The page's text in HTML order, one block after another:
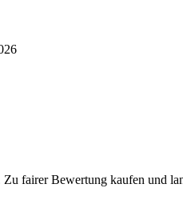
Zu fairer Bewertung kaufen und